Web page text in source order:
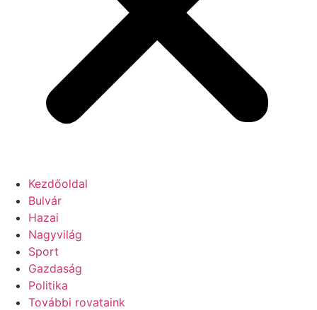
Kezdőoldal
Bulvár
Hazai
Nagyvilág
Sport
Gazdaság
Politika
További rovataink